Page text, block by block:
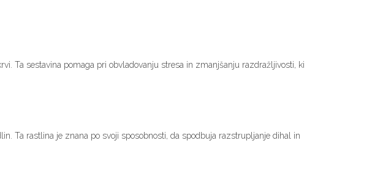
Ta sestavina pomaga pri obvladovanju stresa in zmanjšanju razdražljivosti, ki
Ta rastlina je znana po svoji sposobnosti, da spodbuja razstrupljanje dihal in